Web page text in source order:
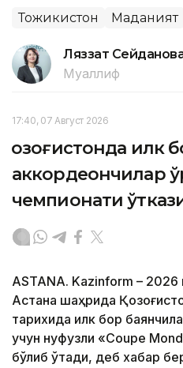
Тожикистон Маданият
Ляззат
Муаллиф
17:40, 07 Август 2026
Қозоғистонда илк
аккордеончилар
чемпионати
ASTANA. Kazinform – 2026
Астана шаҳрида
тарихида илк бор
учун нуфузли «Coupe
бўлиб ўтади, деб хабар